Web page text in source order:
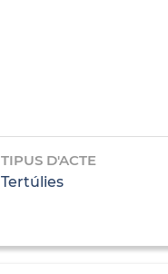
TIPUS D'ACTE
Tertúlies